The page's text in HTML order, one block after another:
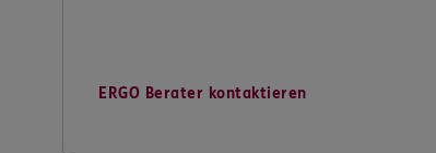
ERGO Berater kontaktieren